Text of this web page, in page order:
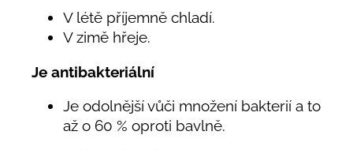
V létě příjemně chladí.
V zimě hřeje.
Je antibakteriální
Je odolnější vůči množení bakterií a to
až o 60 % oproti bavlně.